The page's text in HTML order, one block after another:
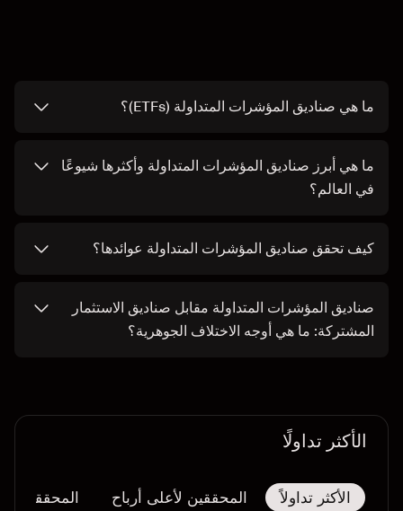
ما هي صناديق المؤشرات المتداولة (ETFs)؟
ما هي أبرز صناديق المؤشرات المتداولة وأكثرها شيوعًا
في العالم؟
كيف تحقق صناديق المؤشرات المتداولة عوائدها؟
صناديق المؤشرات المتداولة مقابل صناديق الاستثمار
المشتركة: ما هي أوجه الاختلاف الجوهرية؟
الأكثر تداولًا
الأكثر تداولاً المحققين لأعلى أرباح المحققين